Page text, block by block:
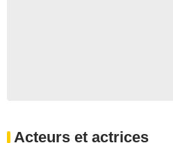
Acteurs et actrices